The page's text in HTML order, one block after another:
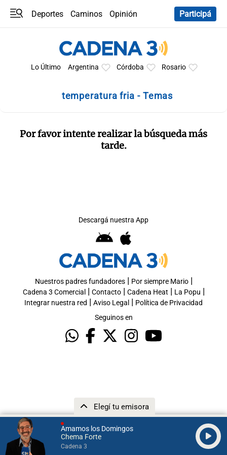
Amamos los Domingos
Chema Forte
Cadena 3
Elegí tu emisora
Deportes Caminos
Opinión
Participá
Lo Último Argentina Córdoba Rosario
temperatura fria - Temas
Por favor intente realizar la búsqueda más
tarde.
Descargá nuestra App
Nuestros padres fundadores| Por siempre Mario|
Cadena 3 Comercial | Contacto| Cadena Heat | La Popu |
Integrar nuestra red | Aviso Legal | Política de Privacidad
Seguinos en